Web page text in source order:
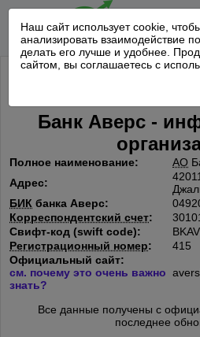
Наш сайт использует cookie,
анализировать взаимодействие
делать его лучше и удобнее.
сайтом, вы соглашаетесь с
Банк Аверс -
Полное наименование: АО
Адрес:
БИК банка Аверс:
Корреспондентский счет:
Свифт-код (swift code):
Регистрационный номер:
415
Официальный сайт:
см. почему это очень важно
знать?
Все данные получены с
последнее